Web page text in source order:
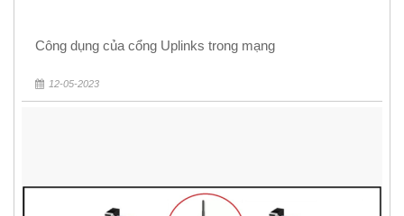
Công dụng của cổng Uplinks trong mạng
12-05-2023